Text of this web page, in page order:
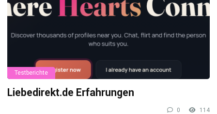
Testberichte
Liebedirekt.de Erfahrungen
0 114